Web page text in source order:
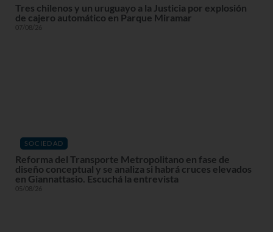
Tres chilenos y un uruguayo a la Justicia por explosión
de cajero automático en Parque Miramar
07/08/26
SOCIEDAD
Reforma del Transporte Metropolitano en fase de
diseño conceptual y se analiza si habrá cruces elevados
en Giannattasio. Escuchá la entrevista
05/08/26